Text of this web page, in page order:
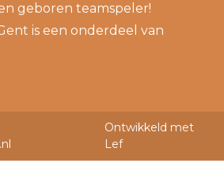
geboren teamspeler!
is een onderdeel van
Ontwikkeld met
Lef